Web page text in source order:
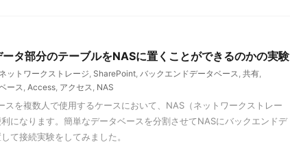
ータ部分のテーブルをNASに置くことができるのかの実験
ネットワークストレージ, SharePoint, バックエンドデータベース, 共有,
ース, Access, アクセス, NAS
スを複数人で使用するケースにおいて、NAS（ネットワークストレー
になります。簡単なデータベースを分割させてNASにバックエンドデ
て接続実験をしてみました。